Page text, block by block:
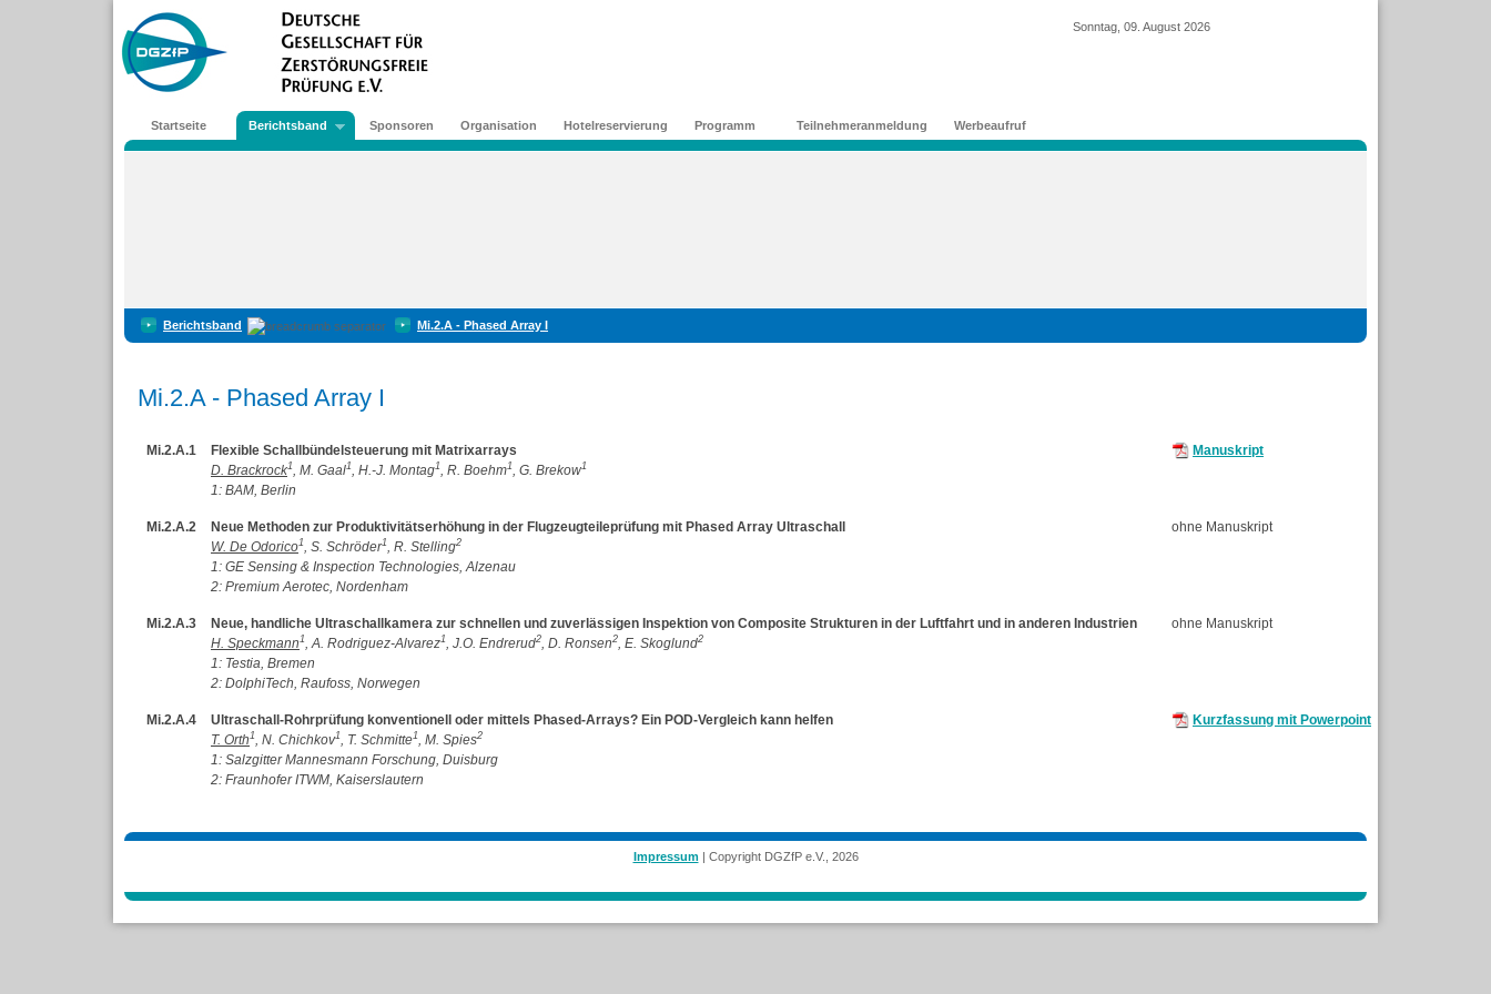
Sonntag, 09. August 2026
Startseite Berichtsband Sponsoren Organisation Hotelreservierung Programm Teilnehmeranmeldung Werbeaufruf
Berichtsband Mi.2.A - Phased Array I
Mi.2.A - Phased Array I
Mi.2.A.1
Flexible Schallbündelsteuerung mit Matrixarrays
D. Brackrock1 , M. Gaal1 , H.-J. Montag1 , R. Boehm1 , G. Brekow1
1: BAM, Berlin
Manuskript
Mi.2.A.2
Neue Methoden zur Produktivitätserhöhung in der Flugzeugteileprüfung mit Phased Array Ultraschall
W. De Odorico1 , S. Schröder1 , R. Stelling2
1: GE Sensing & Inspection Technologies, Alzenau
2: Premium Aerotec, Nordenham
ohne Manuskript
Mi.2.A.3
Neue, handliche Ultraschallkamera zur schnellen und zuverlässigen Inspektion von Composite Strukturen in der Luftfahrt und in anderen Industrien
H. Speckmann1 , A. Rodriguez-Alvarez1 , J.O. Endrerud2 , D. Ronsen2 , E. Skoglund2
1: Testia, Bremen
2: DolphiTech, Raufoss, Norwegen
ohne Manuskript
Mi.2.A.4
Ultraschall-Rohrprüfung konventionell oder mittels Phased-Arrays? Ein POD-Vergleich kann helfen
T. Orth1 , N. Chichkov1 , T. Schmitte1 , M. Spies2
1: Salzgitter Mannesmann Forschung, Duisburg
2: Fraunhofer ITWM, Kaiserslautern
Kurzfassung mit Powerpoint
Impressum| Copyright DGZfP e.V., 2026